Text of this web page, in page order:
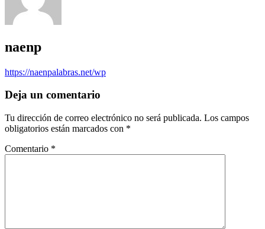
naenp
https://naenpalabras.net/wp
Deja un comentario
Tu dirección de correo electrónico no será publicada. Los campos
obligatorios están marcados con *
Comentario *